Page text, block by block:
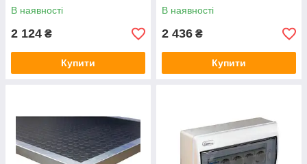
В наявності
2 124 ₴
Купити
В наявності
2 436 ₴
Купити